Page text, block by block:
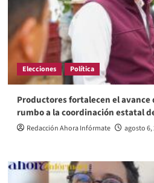
Elecciones Política
Productores fortalecen el avance
rumbo a la coordinación estatal
Redacción Ahora Infórmate agosto 6,